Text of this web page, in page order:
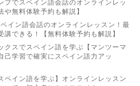
プでスペイン語会話のオンラインレッ
や無料体験予約も解説】
イン語会話のオンラインレッスン！最
講できる！【無料体験予約も解説】
クスでスペイン語を学ぶ【マンツーマ
己学習で確実にスペイン語力アッ
ペイン語を学ぶ】オンラインレッスン